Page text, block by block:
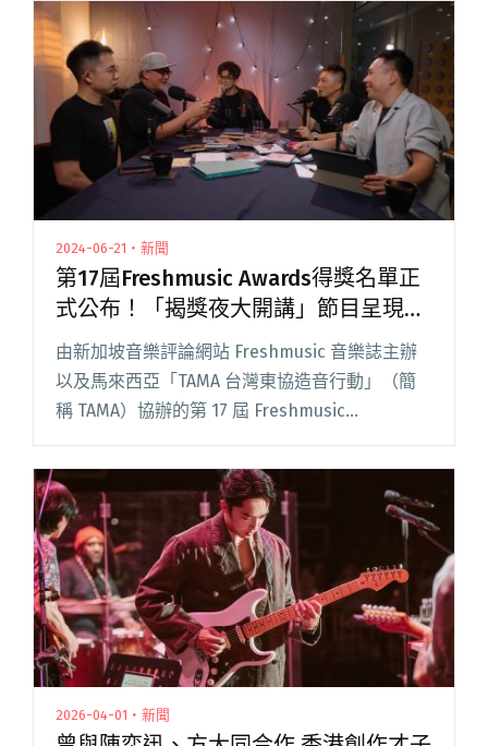
2024-06-21・新聞
第17屆Freshmusic Awards得獎名單正
式公布！「揭獎夜大開講」節目呈現評
審過程
由新加坡音樂評論網站 Freshmusic 音樂誌主辦
以及馬來西亞「TAMA 台灣東協造音行動」（簡
稱 TAMA）協辦的第 17 屆 Freshmusic
本屆最大贏家為「豎琴女神」蘇珮閱讀全文 "第17
屆Freshmusic Awards得獎名單正式公布！「揭
獎夜大開講」節目呈現評審過程"
2026-04-01・新聞